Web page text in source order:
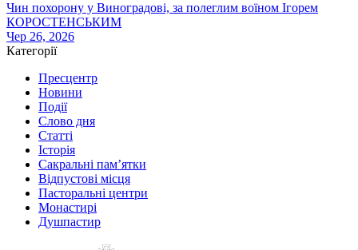
Чин похорону у Виноградові, за полеглим воїном Ігорем
КОРОСТЕНСЬКИМ
Чер 26, 2026
Категорії
Пресцентр
Новини
Події
Слово дня
Статті
Історія
Сакральні пам’ятки
Відпустові місця
Пасторальні центри
Монастирі
Душпастир